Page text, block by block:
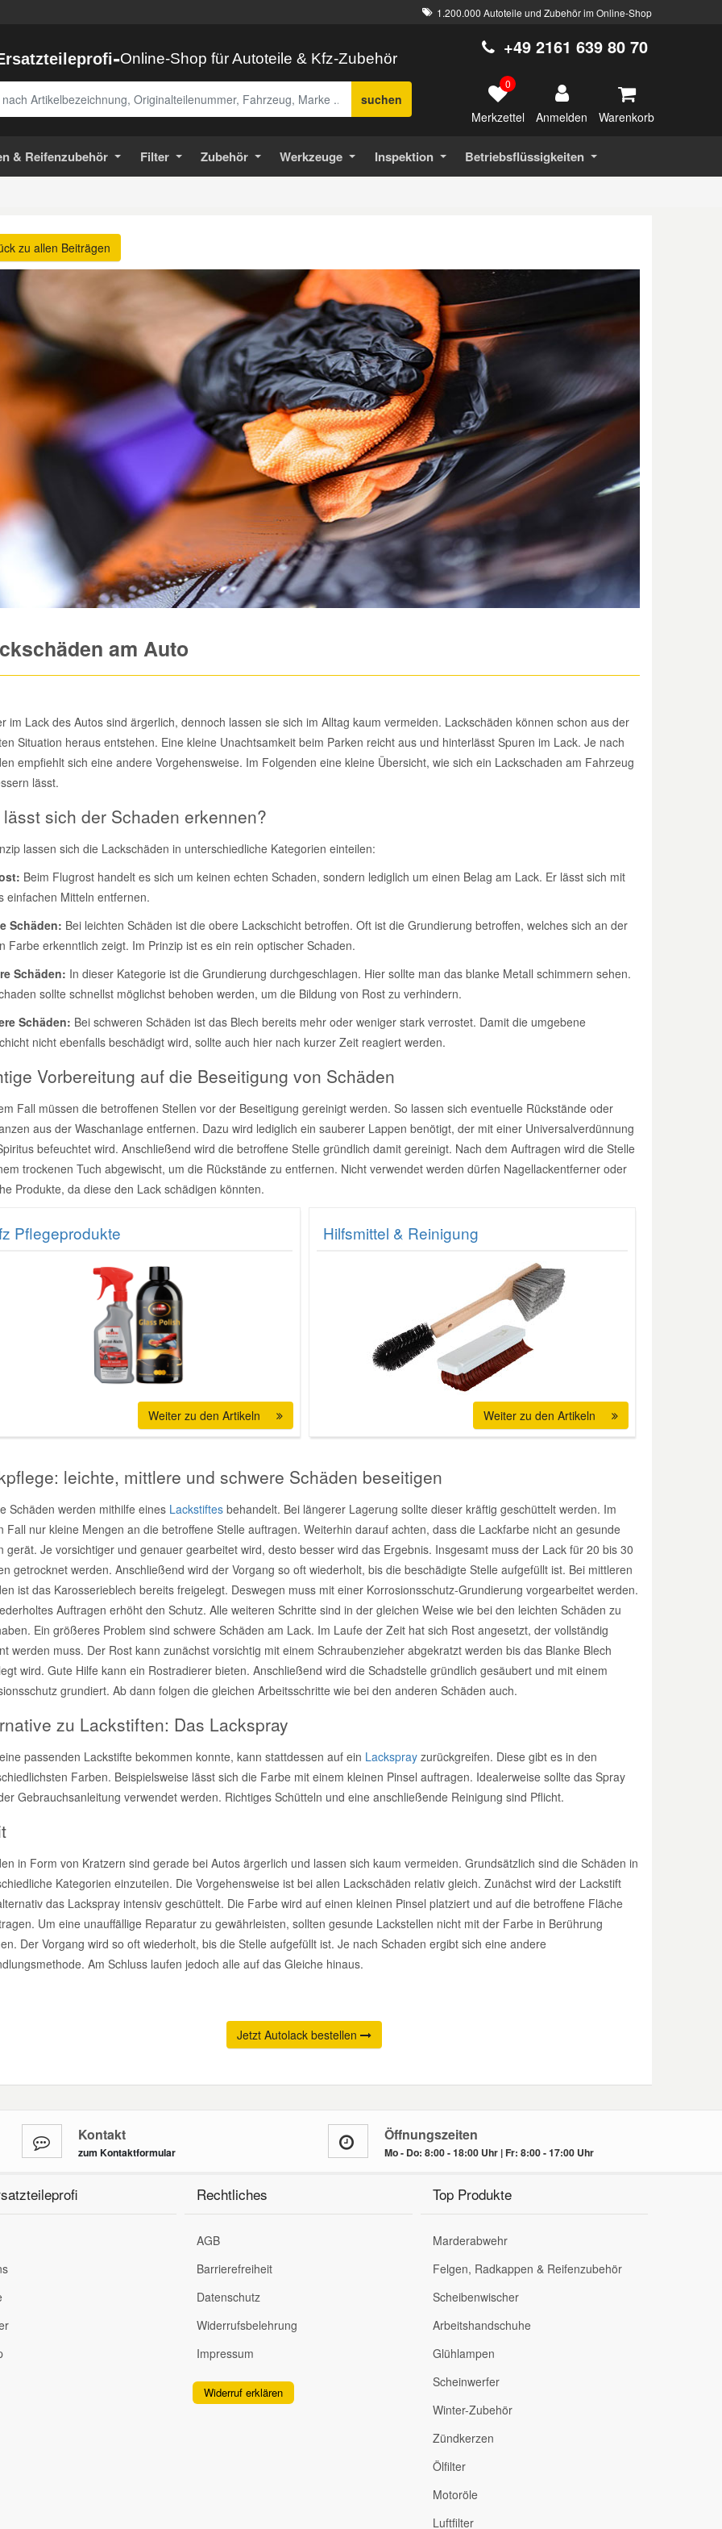
1.200.000 Autoteile und Zubehör im Online-Shop
-Online-Shop für Autoteile & Kfz-Zubehör
suchen
+49 2161 639 80 70
0
Merkzettel Anmelden Warenkorb
& Reifenzubehör Filter Zubehör Werkzeuge Inspektion Betriebsflüssigkeiten
zu allen Beiträgen
am Auto
im Lack des Autos sind ärgerlich, dennoch lassen sie sich im Alltag kaum vermeiden. Lackschäden können schon aus der
Situation heraus entstehen. Eine kleine Unachtsamkeit beim Parken reicht aus und hinterlässt Spuren im Lack. Je nach
empfiehlt sich eine andere Vorgehensweise. Im Folgenden eine kleine Übersicht, wie sich ein Lackschaden am Fahrzeug
lässt.
sich der Schaden erkennen?
lassen sich die Lackschäden in unterschiedliche Kategorien einteilen:
Beim Flugrost handelt es sich um keinen echten Schaden, sondern lediglich um einen Belag am Lack. Er lässt sich mit
einfachen Mitteln entfernen.
Schäden: Bei leichten Schäden ist die obere Lackschicht betroffen. Oft ist die Grundierung betroffen, welches sich an der
Farbe erkenntlich zeigt. Im Prinzip ist es ein rein optischer Schaden.
Schäden: In dieser Kategorie ist die Grundierung durchgeschlagen. Hier sollte man das blanke Metall schimmern sehen.
sollte schnellst möglichst behoben werden, um die Bildung von Rost zu verhindern.
Schäden: Bei schweren Schäden ist das Blech bereits mehr oder weniger stark verrostet. Damit die umgebene
nicht ebenfalls beschädigt wird, sollte auch hier nach kurzer Zeit reagiert werden.
Vorbereitung auf die Beseitigung von Schäden
Fall müssen die betroffenen Stellen vor der Beseitigung gereinigt werden. So lassen sich eventuelle Rückstände oder
aus der Waschanlage entfernen. Dazu wird lediglich ein sauberer Lappen benötigt, der mit einer Universalverdünnung
befeuchtet wird. Anschließend wird die betroffene Stelle gründlich damit gereinigt. Nach dem Auftragen wird die Stelle
trockenen Tuch abgewischt, um die Rückstände zu entfernen. Nicht verwendet werden dürfen Nagellackentferner oder
Produkte, da diese den Lack schädigen könnten.
Pflegeprodukte
Weiter zu den Artikeln
Hilfsmittel & Reinigung
Weiter zu den Artikeln
leichte, mittlere und schwere Schäden beseitigen
Schäden werden mithilfe eines Lackstiftesbehandelt. Bei längerer Lagerung sollte dieser kräftig geschüttelt werden. Im
Fall nur kleine Mengen an die betroffene Stelle auftragen. Weiterhin darauf achten, dass die Lackfarbe nicht an gesunde
gerät. Je vorsichtiger und genauer gearbeitet wird, desto besser wird das Ergebnis. Insgesamt muss der Lack für 20 bis 30
getrocknet werden. Anschließend wird der Vorgang so oft wiederholt, bis die beschädigte Stelle aufgefüllt ist. Bei mittleren
ist das Karosserieblech bereits freigelegt. Deswegen muss mit einer Korrosionsschutz-Grundierung vorgearbeitet werden.
Auftragen erhöht den Schutz. Alle weiteren Schritte sind in der gleichen Weise wie bei den leichten Schäden zu
Ein größeres Problem sind schwere Schäden am Lack. Im Laufe der Zeit hat sich Rost angesetzt, der vollständig
werden muss. Der Rost kann zunächst vorsichtig mit einem Schraubenzieher abgekratzt werden bis das Blanke Blech
wird. Gute Hilfe kann ein Rostradierer bieten. Anschließend wird die Schadstelle gründlich gesäubert und mit einem
grundiert. Ab dann folgen die gleichen Arbeitsschritte wie bei den anderen Schäden auch.
zu Lackstiften: Das Lackspray
passenden Lackstifte bekommen konnte, kann stattdessen auf ein Lacksprayzurückgreifen. Diese gibt es in den
Farben. Beispielsweise lässt sich die Farbe mit einem kleinen Pinsel auftragen. Idealerweise sollte das Spray
Gebrauchsanleitung verwendet werden. Richtiges Schütteln und eine anschließende Reinigung sind Pflicht.
in Form von Kratzern sind gerade bei Autos ärgerlich und lassen sich kaum vermeiden. Grundsätzlich sind die Schäden in
Kategorien einzuteilen. Die Vorgehensweise ist bei allen Lackschäden relativ gleich. Zunächst wird der Lackstift
das Lackspray intensiv geschüttelt. Die Farbe wird auf einen kleinen Pinsel platziert und auf die betroffene Fläche
Um eine unauffällige Reparatur zu gewährleisten, sollten gesunde Lackstellen nicht mit der Farbe in Berührung
Der Vorgang wird so oft wiederholt, bis die Stelle aufgefüllt ist. Je nach Schaden ergibt sich eine andere
Am Schluss laufen jedoch alle auf das Gleiche hinaus.
Jetzt Autolack bestellen
Kontakt
zum Kontaktformular
Öffnungszeiten
Mo - Do: 8:00 - 18:00 Uhr | Fr: 8:00 - 17:00 Uhr
Rechtliches
AGB
Barrierefreiheit
Datenschutz
Widerrufsbelehrung
Impressum
Widerruf erklären
Top Produkte
Marderabwehr
Felgen, Radkappen & Reifenzubehör
Scheibenwischer
Arbeitshandschuhe
Glühlampen
Scheinwerfer
Winter-Zubehör
Zündkerzen
Ölfilter
Motoröle
Luftfilter